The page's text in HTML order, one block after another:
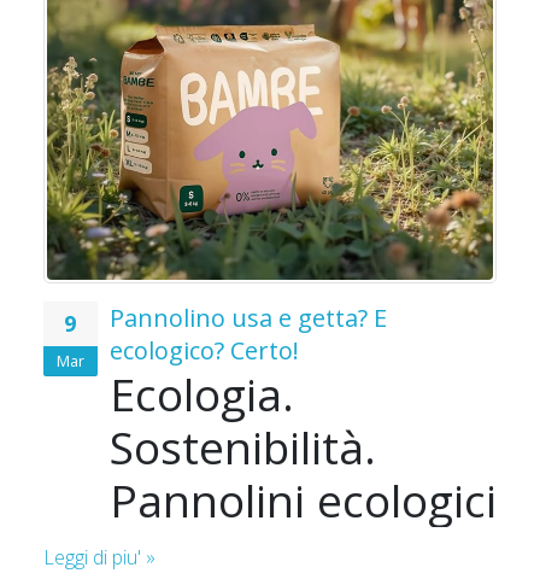
9
Mar
Pannolino usa e getta? E
ecologico? Certo!
Ecologia.
Sostenibilità.
Pannolini ecologici
per bambini.
Leggi di piu' »